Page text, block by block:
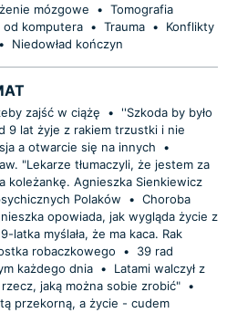
mózgowe • Tomografia
od komputera • Trauma •
Konflikty
• Niedowład kończyn
zajść w ciążę •
''Szkoda by było
9 lat żyje z rakiem trzustki i nie
a otwarcie się na innych
•
"Lekarze tłumaczyli, że jestem za
koleżankę. Agnieszka Sienkiewicz
Polaków
• Choroba
opowiada, jak wygląda życie z
latka myślała, że ma kaca. Rak
robaczkowego
•
39 rad
każdego dnia •
Latami walczył z
jaką można sobie zrobić" •
przekorną, a życie - cudem